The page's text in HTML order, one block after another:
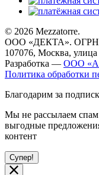
© 2026 Mezzatorre.
ООО «ДЕКТА». ОГРН
107076, Москва,
Разработка — ООО
Политика обработки
Благодарим за
Мы не рассылаем спам
выгодные
контент
Супер!